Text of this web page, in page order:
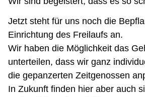
Jetzt steht für uns noch die
Einrichtung des Freilaufs an.
Wir haben die Möglichkeit das
unterteilen, dass wir ganz
die gepanzerten Zeitgenossen
In Zukunft finden hier aber auch